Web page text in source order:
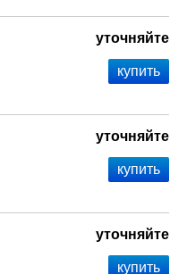
уточняйте
уточняйте
уточняйте